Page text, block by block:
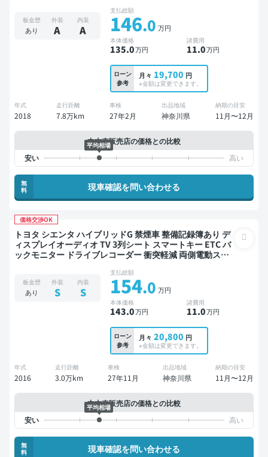
板金歴
あり
外装
A
内装
A
支払総額
146.0 万円
本体価格
135.0万円
諸費用
11.0万円
ローン
参考
月々 19,700 円
※金額は変更できます。
年式
2018
走行距離
7.8万km
車検
27年2月
出品地域
神奈川県
納期の目安
11月〜12月
中古車販売店の価格との比較
平均相場
無
料
現車確認を問い合わせる
価格交渉OK
トヨタ シエンタ ハイブリッドG 禁煙車 整備記録簿あり デ
ィスプレイオーディオ TV 3列シート スマートキー ETC バ
ックモニター ドライブレコーダー 衝突軽減 両側電動スラ
板金歴
あり
外装
S
内装
S
支払総額
154.0 万円
本体価格
143.0万円
諸費用
11.0万円
ローン
参考
月々 20,800 円
※金額は変更できます。
年式
2016
走行距離
3.0万km
車検
27年11月
出品地域
神奈川県
納期の目安
11月〜12月
中古車販売店の価格との比較
平均相場
無
料
現車確認を問い合わせる